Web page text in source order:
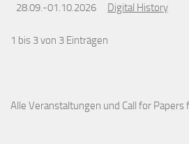
28.09.-01.10.2026 Digital History
1 bis 3 von 3 Einträgen
Alle Veranstaltungen und Call for Papers